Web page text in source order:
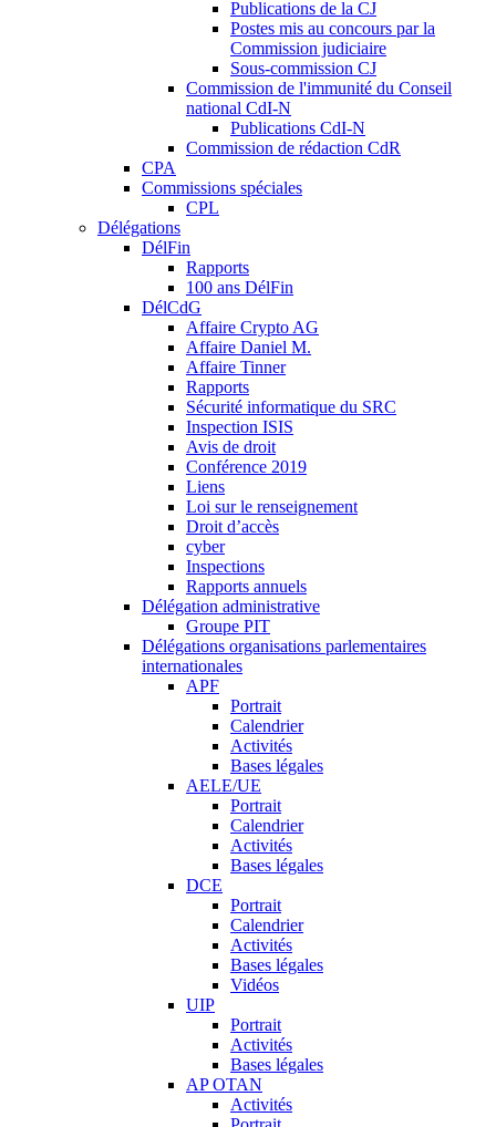
Publications de la CJ
Postes mis au concours par la
Commission judiciaire
Sous-commission CJ
Commission de l'immunité du Conseil
national CdI-N
Publications CdI-N
Commission de rédaction CdR
CPA
Commissions spéciales
CPL
Délégations
DélFin
Rapports
100 ans DélFin
DélCdG
Affaire Crypto AG
Affaire Daniel M.
Affaire Tinner
Rapports
Sécurité informatique du SRC
Inspection ISIS
Avis de droit
Conférence 2019
Liens
Loi sur le renseignement
Droit d’accès
cyber
Inspections
Rapports annuels
Délégation administrative
Groupe PIT
Délégations organisations parlementaires
internationales
APF
Portrait
Calendrier
Activités
Bases légales
AELE/UE
Portrait
Calendrier
Activités
Bases légales
DCE
Portrait
Calendrier
Activités
Bases légales
Vidéos
UIP
Portrait
Activités
Bases légales
AP OTAN
Activités